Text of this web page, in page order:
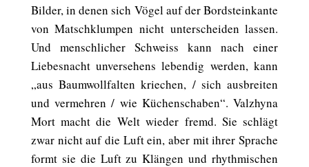
Bilder, in denen sich Vögel auf der Bordsteinkante
von Matschklumpen nicht unterscheiden lassen.
Und menschlicher Schweiss kann nach einer
Liebesnacht unversehens lebendig werden, kann
„aus Baumwollfalten kriechen, / sich ausbreiten
und vermehren / wie Küchenschaben“. Valzhyna
Mort macht die Welt wieder fremd. Sie schlägt
zwar nicht auf die Luft ein, aber mit ihrer Sprache
formt sie die Luft zu Klängen und rhythmischen